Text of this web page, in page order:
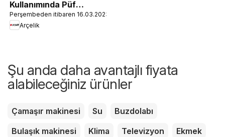
Kullanımında Püf
Noktaları
Perşembeden itibaren 16.03.2023
Arçelik
Şu anda daha avantajlı fiyata
alabileceğiniz ürünler
Çamaşır makinesi Su
Buzdolabı
Bulaşık makinesi
Klima Televizyon
Ekmek